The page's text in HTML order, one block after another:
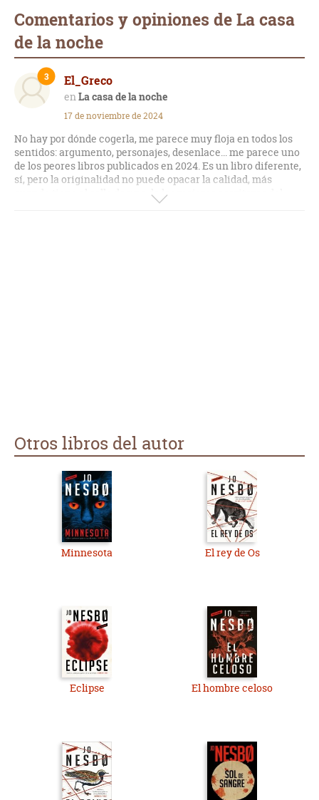
Comentarios y opiniones de La casa
de la noche
El_Greco
La casa de la noche
3
17 de noviembre de 2024
No hay por dónde cogerla, me parece muy floja en todos los
sentidos: argumento, personajes, desenlace... me parece uno
de los peores libros publicados en 2024. Es un libro diferente,
sí, pero la originalidad no puede opacar la calidad, más
cuando tiene el sello de uno de los mejores escritores del
Otros libros del autor
Minnesota El rey de Os
Eclipse El hombre celoso